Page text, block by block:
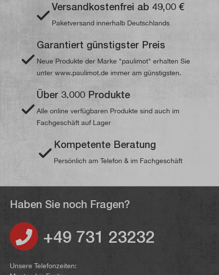
Versandkostenfrei ab 49,00 €
Paketversand innerhalb Deutschlands
Garantiert günstigster Preis
Neue Produkte der Marke "paulimot" erhalten Sie
unter www.paulimot.de immer am günstigsten.
Über 3.000 Produkte
Alle online verfügbaren Produkte sind auch im
Fachgeschäft auf Lager
Kompetente Beratung
Persönlich am Telefon & im Fachgeschäft
Haben Sie noch Fragen?
+49 731 23232
Unsere Telefonzeiten: